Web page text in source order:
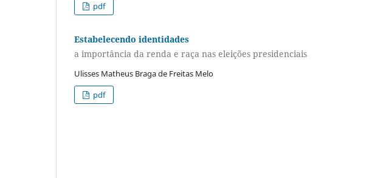
pdf
Estabelecendo identidades
a importância da renda e raça nas eleições presidenciais
Ulisses Matheus Braga de Freitas Melo
pdf